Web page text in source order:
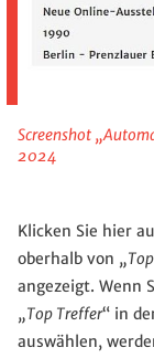
Screenshot
2024
Klicken Sie hier
oberhalb von
angezeigt. Wenn
„Top Treffer“ in
auswählen,